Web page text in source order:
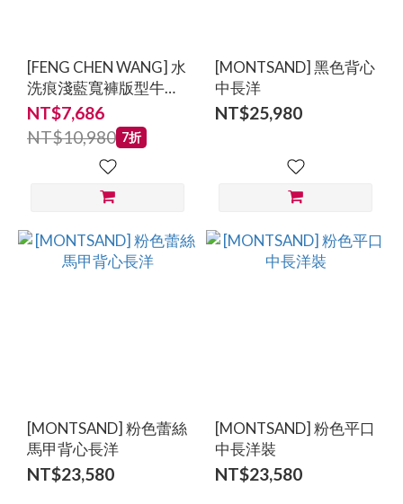
[FENG CHEN WANG] 水
洗痕淺藍寬褲版型牛仔
褲
NT$7,686
NT$10,980 7折
[MONTSAND] 黑色背心
中長洋
NT$25,980
[MONTSAND] 粉色蕾絲
馬甲背心長洋
NT$23,580
[MONTSAND] 粉色平口
中長洋裝
NT$23,580